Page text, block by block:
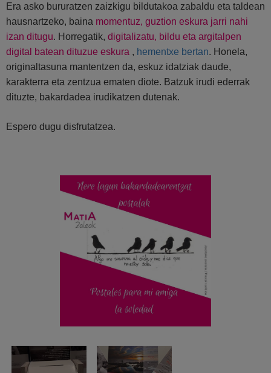
Era asko bururatzen zaizkigu bildutakoa zabaldu eta taldean
hausnartzeko, baina momentuz, guztion eskura jarri nahi
izan ditugu. Horregatik, digitalizatu, bildu eta argitalpen
digital batean dituzue eskura , hementxe bertan. Honela,
originaltasuna mantentzen da, eskuz idatziak daude,
karakterra eta zentzua ematen diote. Batzuk irudi ederrak
dituzte, bakardadea irudikatzen dutenak.
Espero dugu disfrutatzea.